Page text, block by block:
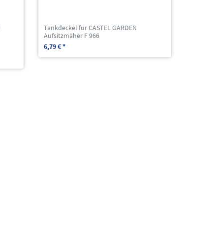
Tankdeckel für CASTEL GARDEN
Aufsitzmäher F 966
6,79 € *